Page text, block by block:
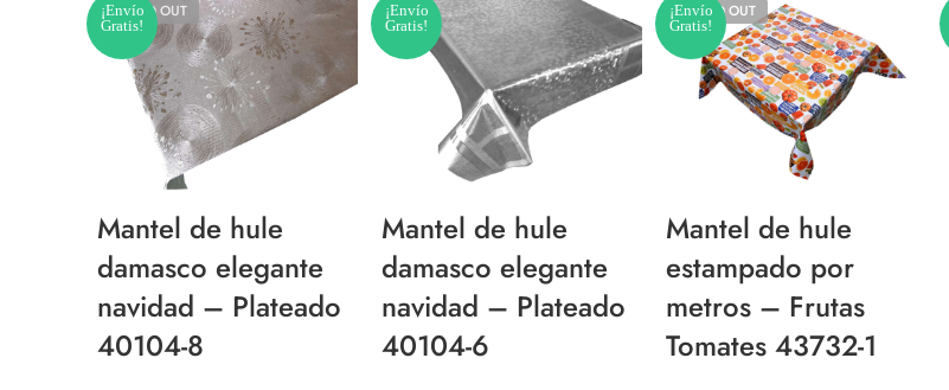
¡Envío
Gratis!
SOLD OUT
Mantel de hule
damasco elegante
navidad – Plateado
40104-8
¡Envío
Gratis!
Mantel de hule
damasco elegante
navidad – Plateado
40104-6
¡Envío
Gratis!
SOLD OUT
Mantel de hule
estampado por
metros – Frutas
Tomates 43732-1